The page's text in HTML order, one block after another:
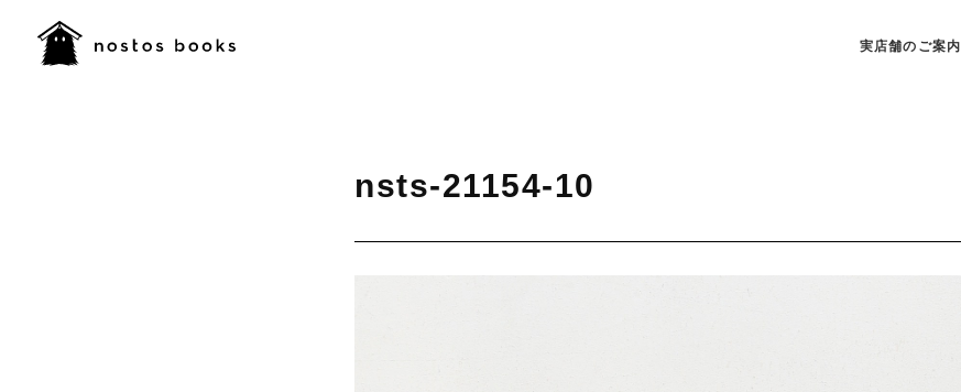
実店舗のご案内
nsts-21154-10